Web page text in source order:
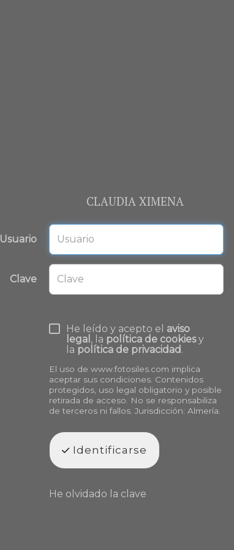
CLAUDIA XIMENA
Usuario
Clave
He leído y acepto el aviso
legal , la política de cookiesy
la política de privacidad.
El uso de www.fotosiles.com implica
aceptar sus condiciones. Contenidos
protegidos, uso legal obligatorio y posible
retirada de acceso. No se responsabiliza
de terceros ni fallos. Jurisdicción: Almería.
Identificarse
He olvidado la clave